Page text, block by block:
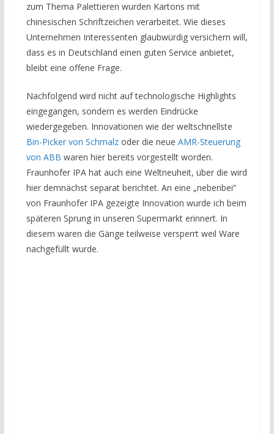
zum Thema Palettieren wurden Kartons mit
chinesischen Schriftzeichen verarbeitet. Wie dieses
Unternehmen Interessenten glaubwürdig versichern will,
dass es in Deutschland einen guten Service anbietet,
bleibt eine offene Frage.
Nachfolgend wird nicht auf technologische Highlights
eingegangen, sondern es werden Eindrücke
wiedergegeben. Innovationen wie der weltschnellste
Bin-Picker von Schmalz oder die neue AMR-Steuerung
von ABB waren hier bereits vorgestellt worden.
Fraunhofer IPA hat auch eine Weltneuheit, über die wird
hier demnächst separat berichtet. An eine „nebenbei“
von Fraunhofer IPA gezeigte Innovation wurde ich beim
späteren Sprung in unseren Supermarkt erinnert. In
diesem waren die Gänge teilweise versperrt weil Ware
nachgefüllt wurde.